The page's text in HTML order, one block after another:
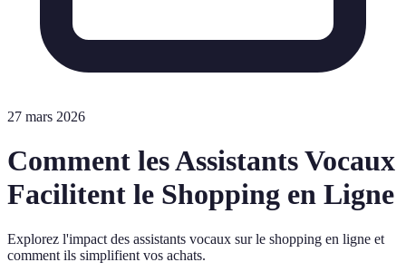
27 mars 2026
Comment les Assistants Vocaux
Facilitent le Shopping en Ligne
Explorez l'impact des assistants vocaux sur le shopping en ligne et
comment ils simplifient vos achats.